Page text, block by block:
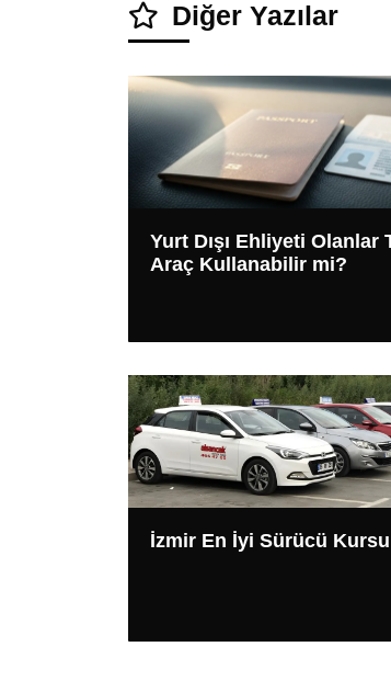
Diğer Yazılar
Yurt Dışı Ehliyeti Olanlar
Araç Kullanabilir mi?
İzmir En İyi Sürücü